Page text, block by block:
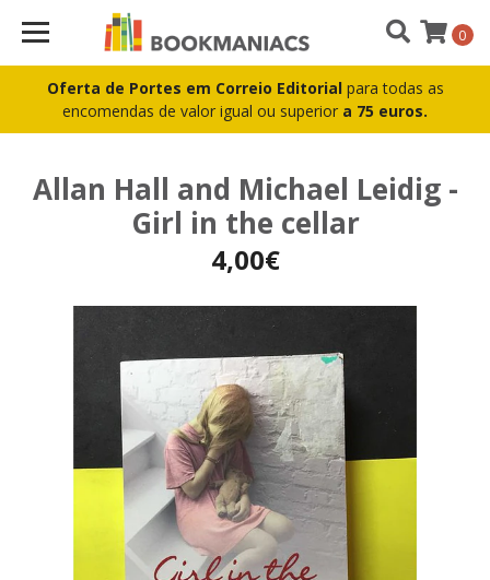
Oferta de Portes em Correio Editorial para todas as
encomendas de valor igual ou superior a 75 euros.
0
Allan Hall and Michael Leidig -
Girl in the cellar
4,00€